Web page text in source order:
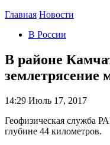
Главная Новости
В России
В районе
землетрясение
14:29 Июль 17, 2017
Геофизическая служба
глубине 44 километров.